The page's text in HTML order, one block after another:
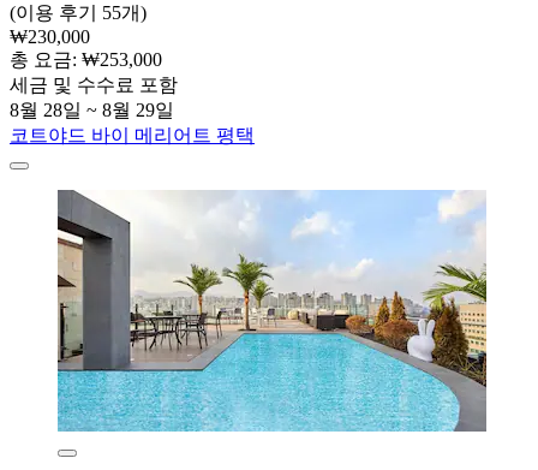
(이용 후기 55개)
₩230,000
총 요금: ₩253,000
세금 및 수수료 포함
8월 28일 ~ 8월 29일
코트야드 바이 메리어트 평택